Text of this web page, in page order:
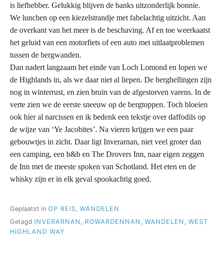
is liefhebber. Gelukkig blijven de banks uitzonderlijk bonnie.
We lunchen op een kiezelstrandje met fabelachtig uitzicht. Aan
de overkant van het meer is de beschaving. Af en toe weerkaatst
het geluid van een motorfiets of een auto met uitlaatproblemen
tussen de bergwanden.
Dan nadert langzaam het einde van Loch Lomond en lopen we
de Highlands in, als we daar niet al liepen. De berghellingen zijn
nog in winterrust, en zien bruin van de afgestorven varens. In de
verte zien we de eerste sneeuw op de bergtoppen. Toch bloeien
ook hier al narcissen en ik bedenk een tekstje over daffodils op
de wijze van ‘Ye Jacobites’. Na vieren krijgen we een paar
gebouwtjes in zicht. Daar ligt Inverarnan, niet veel groter dan
een camping, een b&b en The Drovers Inn, naar eigen zeggen
de Inn met de meeste spoken van Schotland. Het eten en de
whisky zijn er in elk geval spookachtig goed.
Geplaatst in OP REIS WANDELEN
Getagd INVERARNAN , ROWARDENNAN , WANDELEN , WEST
HIGHLAND WAY